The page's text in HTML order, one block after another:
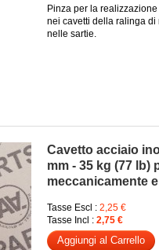
Pinza per la
nei cavetti della ralinga di
nelle sartie.
Cavetto acciaio
mm - 35 kg (77 lb)
meccanicamente
Tasse Escl : 2,25 €
Tasse Incl : 2,75 €
Aggiungi al Carrello